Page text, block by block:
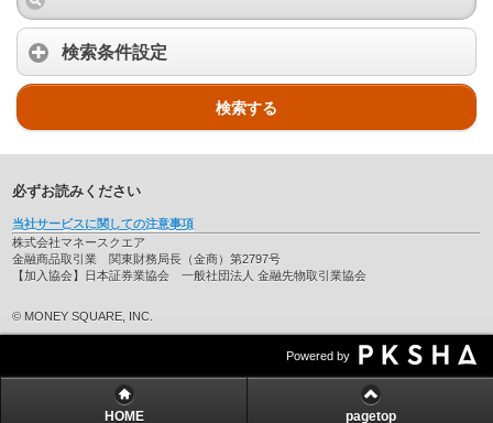
検索条件設定
検索する
必ずお読みください
当社サービスに関しての注意事項
株式会社マネースクエア
金融商品取引業 関東財務局長（金商）第2797号
【加入協会】日本証券業協会 一般社団法人 金融先物取引業協会
© MONEY SQUARE, INC.
Powered by
HOME pagetop